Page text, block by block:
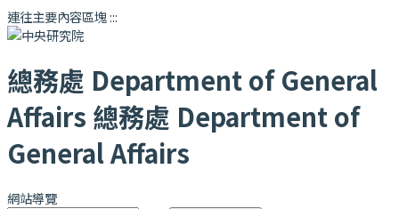
連往主要內容區塊:::
總務處 Department of General
Affairs 總務處 Department of
General Affairs
網站導覽